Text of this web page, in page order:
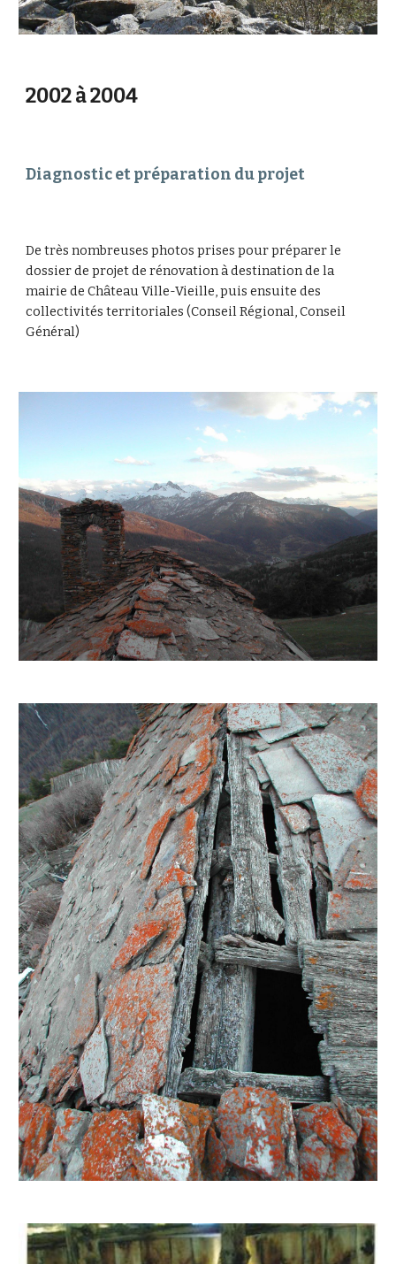
2002 à 2004
Diagnostic et préparation du projet
De très nombreuses photos prises pour préparer le
dossier de projet de rénovation à destination de la
mairie de Château Ville-Vieille, puis ensuite des
collectivités territoriales (Conseil Régional, Conseil
Général)